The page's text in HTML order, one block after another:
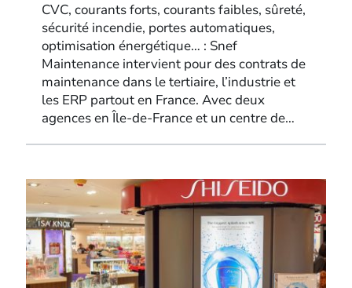
CVC, courants forts, courants faibles, sûreté,
sécurité incendie, portes automatiques,
optimisation énergétique… : Snef
Maintenance intervient pour des contrats de
maintenance dans le tertiaire, l’industrie et
les ERP partout en France. Avec deux
agences en Île-de-France et un centre de…